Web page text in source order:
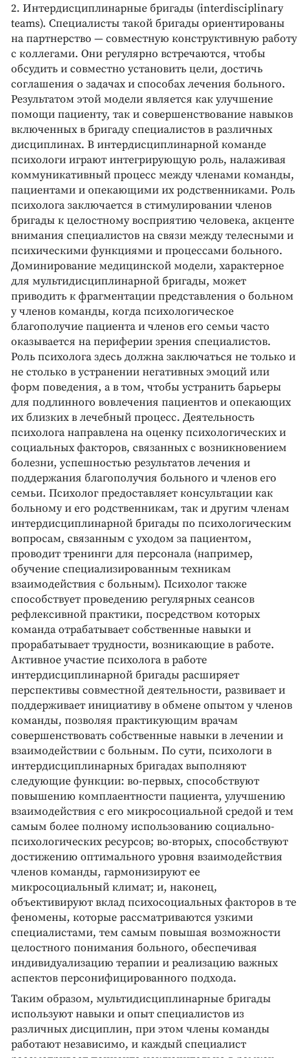
2. Интердисциплинарные бригады (interdisciplinary
teams). Специалисты такой бригады ориентированы
на партнерство — совместную конструктивную работу
с коллегами. Они регулярно встречаются, чтобы
обсудить и совместно установить цели, достичь
соглашения о задачах и способах лечения больного.
Результатом этой модели является как улучшение
помощи пациенту, так и совершенствование навыков
включенных в бригаду специалистов в различных
дисциплинах. В интердисциплинарной команде
психологи играют интегрирующую роль, налаживая
коммуникативный процесс между членами команды,
пациентами и опекающими их родственниками. Роль
психолога заключается в стимулировании членов
бригады к целостному восприятию человека, акценте
внимания специалистов на связи между телесными и
психическими функциями и процессами больного.
Доминирование медицинской модели, характерное
для мультидисциплинарной бригады, может
приводить к фрагментации представления о больном
у членов команды, когда психологическое
благополучие пациента и членов его семьи часто
оказывается на периферии зрения специалистов.
Роль психолога здесь должна заключаться не только и
не столько в устранении негативных эмоций или
форм поведения, а в том, чтобы устранить барьеры
для подлинного вовлечения пациентов и опекающих
их близких в лечебный процесс. Деятельность
психолога направлена на оценку психологических и
социальных факторов, связанных с возникновением
болезни, успешностью результатов лечения и
поддержания благополучия больного и членов его
семьи. Психолог предоставляет консультации как
больному и его родственникам, так и другим членам
интердисциплинарной бригады по психологическим
вопросам, связанным с уходом за пациентом,
проводит тренинги для персонала (например,
обучение специализированным техникам
взаимодействия с больным). Психолог также
способствует проведению регулярных сеансов
рефлексивной практики, посредством которых
команда отрабатывает собственные навыки и
прорабатывает трудности, возникающие в работе.
Активное участие психолога в работе
интердисциплинарной бригады расширяет
перспективы совместной деятельности, развивает и
поддерживает инициативу в обмене опытом у членов
команды, позволяя практикующим врачам
совершенствовать собственные навыки в лечении и
взаимодействии с больным. По сути, психологи в
интердисциплинарных бригадах выполняют
следующие функции: во-первых, способствуют
повышению комплаентности пациента, улучшению
взаимодействия с его микросоциальной средой и тем
самым более полному использованию социально-
психологических ресурсов; во-вторых, способствуют
достижению оптимального уровня взаимодействия
членов команды, гармонизируют ее
микросоциальный климат; и, наконец,
объективируют вклад психосоциальных факторов в те
феномены, которые рассматриваются узкими
специалистами, тем самым повышая возможности
целостного понимания больного, обеспечивая
индивидуализацию терапии и реализацию важных
аспектов персонифицированного подхода.
Таким образом, мультидисциплинарные бригады
используют навыки и опыт специалистов из
различных дисциплин, при этом члены команды
работают независимо, и каждый специалист